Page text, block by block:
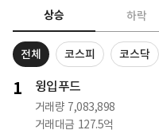
상승 하락
전체 코스피 코스닥
1 윙입푸드
거래량 7,083,898
거래대금 127.5억